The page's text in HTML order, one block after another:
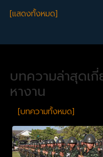
[แสดงทั้งหมด]
บทความล่าสุดเ
หางาน
[บทความทั้งหมด]